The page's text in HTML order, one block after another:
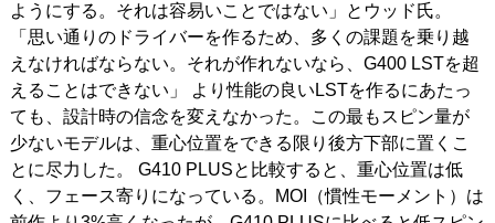
ようにする。それは容易いことではない」とウッド氏。
「思い通りのドライバーを作るため、多くの課題を乗り越
えなければならない。それが作れないなら、G400 LSTを超
えることはできない」 より性能の良いLSTを作るにあたっ
ても、設計時の信念を変えなかった。この最もスピン量が
少ないモデルは、重心位置をできる限り後方下部に置くこ
とに尽力した。 G410 PLUSと比較すると、重心位置は低
く、フェース寄りになっている。MOI（慣性モーメント）は